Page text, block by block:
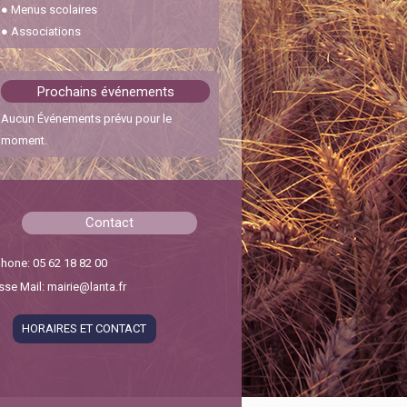
Feux interdits
22 octobre 2023
6 janvier 2026
15 septembre 2025
● Menus scolaires
● Associations
Prochains événements
Aucun Événements prévu pour le
moment.
Contact
05 62 18 82 00
Mail: mairie@lanta.fr
HORAIRES ET CONTACT